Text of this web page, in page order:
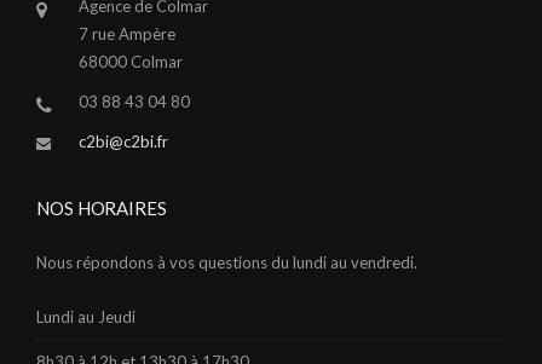
Agence de Colmar
7 rue Ampère
68000 Colmar
03 88 43 04 80
c2bi@c2bi.fr
NOS HORAIRES
Nous répondons à vos questions du lundi au vendredi.
Lundi au Jeudi